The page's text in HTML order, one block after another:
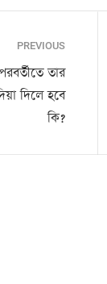
PREVIOUS
তার
দিলে হবে
কি?